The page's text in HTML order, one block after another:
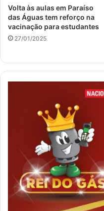
Volta às aulas em Paraíso
das Águas tem reforço na
vacinação para estudantes
27/01/2025